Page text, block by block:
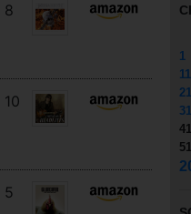
8
10
5
1
11
21
31
41
51